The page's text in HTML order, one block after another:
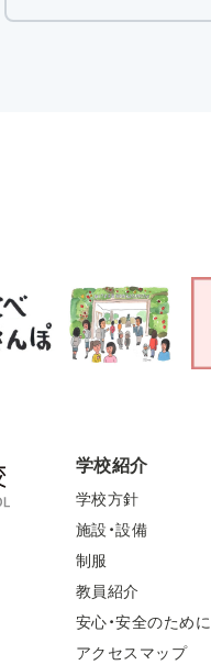
学校紹介
学校方針
施設・設備
制服
教員紹介
安心・安全のために
アクセスマップ